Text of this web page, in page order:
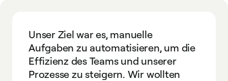
Unser Ziel war es, manuelle
Aufgaben zu automatisieren, um die
Effizienz des Teams und unserer
Prozesse zu steigern. Wir wollten